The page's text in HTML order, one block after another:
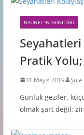
NAUNET'IN GÜNLÜĞÜ
Seyahatleri
Pratik
31 Mayıs 2019 Şule
Günlük geziler,
olmak şart değil;